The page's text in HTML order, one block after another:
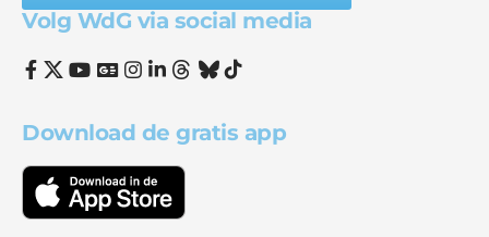
Volg WdG via social media
Download de gratis app